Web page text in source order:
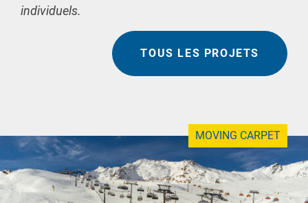
individuels.
TOUS LES PROJETS
MOVING CARPET